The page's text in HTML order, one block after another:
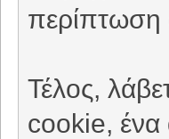
περίπτωση
Τέλος,
cookie, ένα